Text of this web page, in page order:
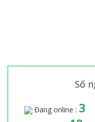
Số
Đang online : 3